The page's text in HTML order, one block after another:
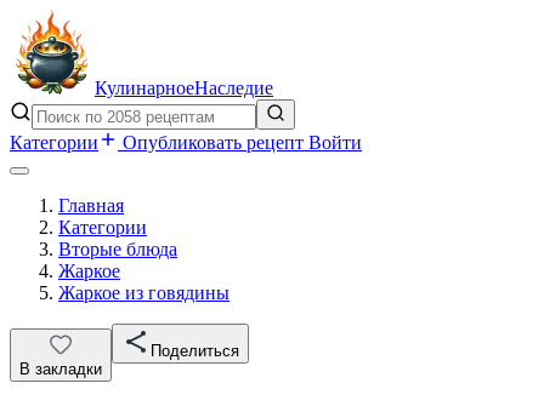
КулинарноеНаследие
Категории Опубликовать рецепт Войти
Главная
Категории
Вторые блюда
Жаркое
Жаркое из говядины
В закладки
Поделиться